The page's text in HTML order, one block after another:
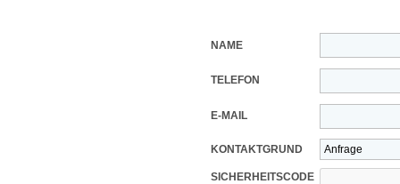
NAME
TELEFON
E-MAIL
KONTAKTGRUND
SICHERHEITSCODE